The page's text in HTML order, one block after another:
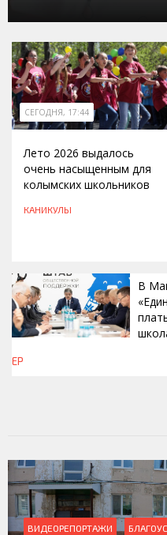
СЕГОДНЯ, 17:44
Лето 2026 выдалось
очень насыщенным для
колымских школьников
КАНИКУЛЫ
В
ЕР
БЛАГОУСТРОЙСТВО